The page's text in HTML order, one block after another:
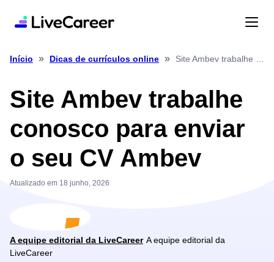
Início » Dicas de currículos online »
Site Ambev trabalhe
conosco para enviar
o seu CV Ambev
Atualizado em 18 junho, 2026
A equipe editorial da LiveCareer A equipe editorial da
LiveCareer